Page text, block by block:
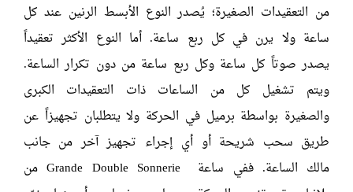
من التعقيدات الصغيرة؛ يُصدر النوع الأبسط الرنين عند كل
ساعة ولا يرن في كل ربع ساعة. أما النوع الأكثر تعقيداً
يصدر صوتاً كل ساعة وكل ربع ساعة من دون تكرار الساعة.
ويتم تشغيل كل من الساعات ذات التعقيدات الكبرى
والصغيرة بواسطة برميل في الحركة ولا يتطلبان تجهيزاً عن
طريق سحب شريحة أو أي إجراء تجهيز آخر من جانب
مالك الساعة. ففي ساعة Grande Double Sonnerie من